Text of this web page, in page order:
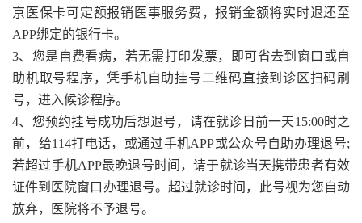
京医保卡可定额报销医事服务费，报销金额将实时退还至
APP绑定的银行卡。
3、您是自费看病，若无需打印发票，即可省去到窗口或自
助机取号程序，凭手机自助挂号二维码直接到诊区扫码刷
号，进入候诊程序。
4、您预约挂号成功后想退号，请在就诊日前一天15:00时之
前，给114打电话，或通过手机APP或公众号自助办理退号;
若超过手机APP最晚退号时间，请于就诊当天携带患者有效
证件到医院窗口办理退号。超过就诊时间，此号视为您自动
放弃，医院将不予退号。